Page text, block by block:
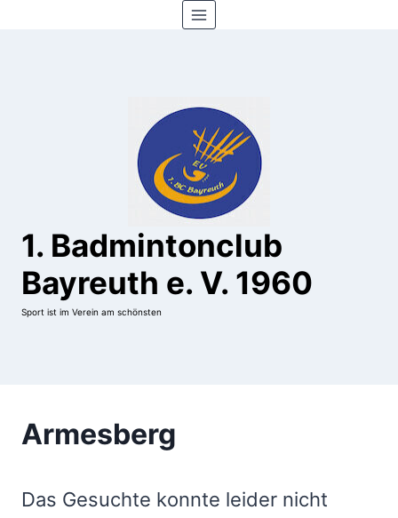
1. Badmintonclub
Bayreuth e. V. 1960
Sport ist im Verein am schönsten
Armesberg
Das Gesuchte konnte leider nicht